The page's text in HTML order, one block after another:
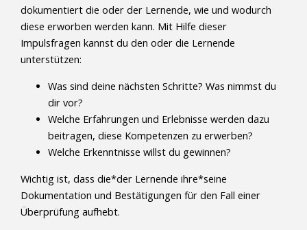
dokumentiert die oder der Lernende, wie und wodurch
diese erworben werden kann. Mit Hilfe dieser
Impulsfragen kannst du den oder die Lernende
unterstützen:
Was sind deine nächsten Schritte? Was nimmst du
dir vor?
Welche Erfahrungen und Erlebnisse werden dazu
beitragen, diese Kompetenzen zu erwerben?
Welche Erkenntnisse willst du gewinnen?
Wichtig ist, dass die*der Lernende ihre*seine
Dokumentation und Bestätigungen für den Fall einer
Überprüfung aufhebt.